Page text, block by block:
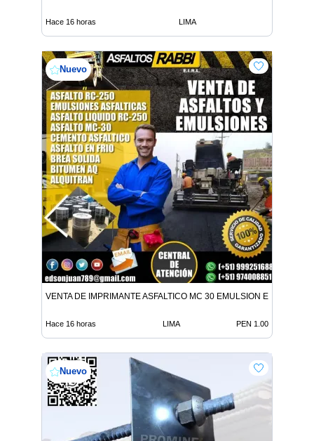
Hace 16 horas LIMA
Nuevo
VENTA DE IMPRIMANTE ASFALTICO MC 30 EMULSION EN TODO
Hace 16 horas LIMA PEN 1.00
Nuevo